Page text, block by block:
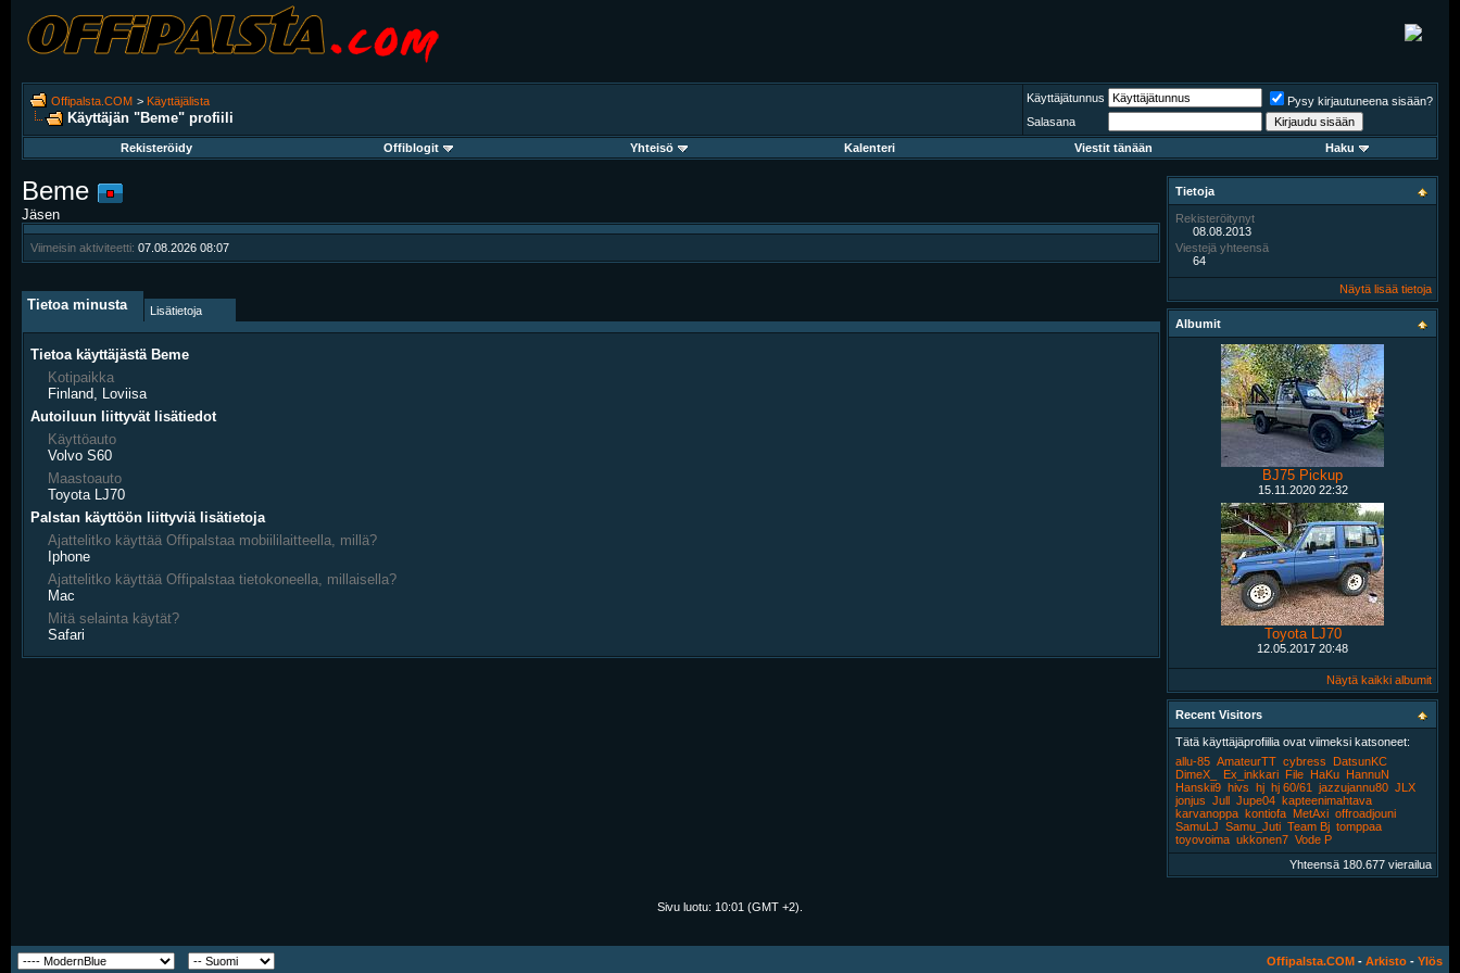
Offipalsta.COM > Käyttäjälista
Käyttäjän "Beme" profiili
Käyttäjätunnus
Pysy kirjautuneena sisään?
Salasana
Rekisteröidy
Offiblogit Yhteisö Kalenteri Viestit tänään Haku
Beme
Jäsen
Viimeisin aktiviteetti: 07.08.2026 08:07
Tietoa minusta Lisätietoja
Tietoa käyttäjästä Beme
Kotipaikka
Finland, Loviisa
Autoiluun liittyvät lisätiedot
Käyttöauto
Volvo S60
Maastoauto
Toyota LJ70
Palstan käyttöön liittyviä lisätietoja
Ajattelitko käyttää Offipalstaa mobiililaitteella, millä?
Iphone
Ajattelitko käyttää Offipalstaa tietokoneella, millaisella?
Mac
Mitä selainta käytät?
Safari
Tietoja
Rekisteröitynyt
08.08.2013
Viestejä yhteensä
64
Näytä lisää tietoja
Albumit
BJ75 Pickup
15.11.2020 22:32
Toyota LJ70
12.05.2017 20:48
Näytä kaikki albumit
Recent Visitors
Tätä käyttäjäprofiilia ovat viimeksi katsoneet:
allu-85 AmateurTT cybress
DatsunKC
DimeX_
Ex_inkkari File HaKu HannuN
Hanskii9 hivs hj hj 60/61 jazzujannu80 JLX
jonjus Jull Jupe04 kapteenimahtava
karvanoppa kontiofa MetAxi offroadjouni
SamuLJ Samu_Juti Team Bj tomppaa
toyovoima ukkonen7 Vode P
Yhteensä 180.677 vierailua
Sivu luotu: 10:01 (GMT +2).
Offipalsta.COM - Arkisto - Ylös